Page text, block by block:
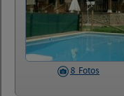
8 Fotos